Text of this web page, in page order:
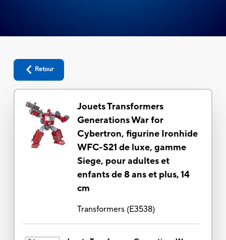
Retour
Jouets Transformers
Generations War for
Cybertron, figurine Ironhide
WFC-S21 de luxe, gamme
Siege, pour adultes et
enfants de 8 ans et plus, 14
cm
Transformers(E3538)